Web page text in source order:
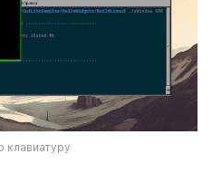
клавиатуру